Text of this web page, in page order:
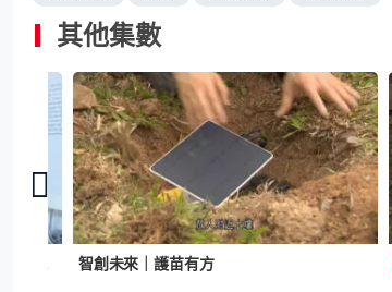
其他集數
智創未來｜創科展近300學校參與 評委岑浩璋：為學生培育創新種子 智創未來｜護苗有方